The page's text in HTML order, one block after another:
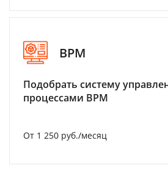
BPM
Подобрать систему
процессами BPM
От 1 250 руб./месяц